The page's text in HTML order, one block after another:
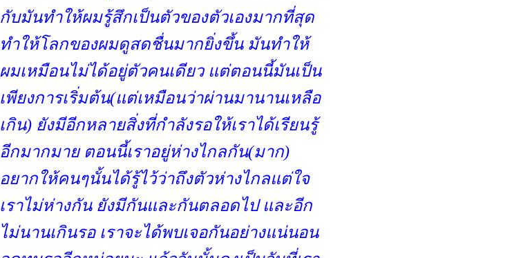
กับมันทำให้ผมรู้สึกเป็นตัวของตัวเองมากที่สุด
ทำให้โลกของผมดูสดชื่นมากยิ่งขึ้น มันทำให้
ผมเหมือนไม่ได้อยู่ตัวคนเดียว แต่ตอนนี้มันเป็น
เพียงการเริ่มต้น(แต่เหมือนว่าผ่านมานานเหลือ
เกิน) ยังมีอีกหลายสิ่งที่กำลังรอให้เราได้เรียนรู้
อีกมากมาย ตอนนี้เราอยู่ห่างไกลกัน(มาก)
อยากให้คนๆนั้นได้รู้ไว้ว่าถึงตัวห่างไกลแต่ใจ
เราไม่ห่างกัน ยังมีกันและกันตลอดไป และอีก
ไม่นานเกินรอ เราจะได้พบเจอกันอย่างแน่นอน